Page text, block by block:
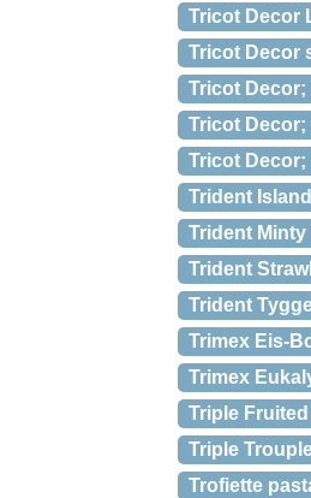
Tricot Decor
Tricot Decor
Tricot Decor;
Tricot Decor;
Tricot Decor;
Trident
Trident Minty
Trident
Trident
Trimex Eis-
Trimex
Triple
Triple
Trofiette